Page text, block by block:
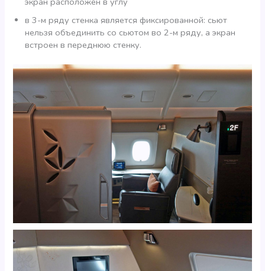
в 3-м ряду стенка является фиксированной: сьют
нельзя объединить со сьютом во 2-м ряду, а экран
встроен в переднюю стенку.